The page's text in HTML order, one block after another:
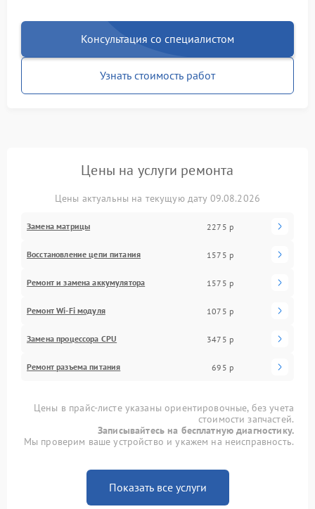
Консультация со специалистом
Узнать стоимость работ
Цены на услуги ремонта
Цены актуальны на текущую дату 09.08.2026
Замена матрицы 2275 р
Восстановление цепи питания 1575 р
Ремонт и замена аккумулятора 1575 р
Ремонт Wi-Fi модуля 1075 р
Замена процессора CPU 3475 р
Ремонт разъема питания 695 р
Цены в прайс-листе указаны ориентировочные, без учета
стоимости запчастей.
Записывайтесь на бесплатную диагностику.
Мы проверим ваше устройство и укажем на неисправность.
Показать все услуги